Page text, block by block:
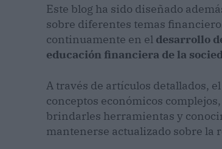
Este blog ha sido diseñado
sobre diferentes temas
continuamente en el desarrollo
educación financiera de la
A través de artículos detallados,
conceptos económicos
brindarles herramientas y
mantenerse actualizado sobre la